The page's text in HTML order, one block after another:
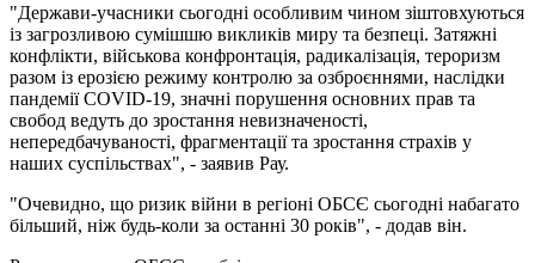
"Держави-учасники сьогодні особливим чином зіштовхуються
із загрозливою сумішшю викликів миру та безпеці. Затяжні
конфлікти, військова конфронтація, радикалізація, тероризм
разом із ерозією режиму контролю за озброєннями, наслідки
пандемії COVID-19, значні порушення основних прав та
свобод ведуть до зростання невизначеності,
непередбачуваності, фрагментації та зростання страхів у
наших суспільствах", - заявив Рау.
"Очевидно, що ризик війни в регіоні ОБСЄ сьогодні набагато
більший, ніж будь-коли за останні 30 років", - додав він.